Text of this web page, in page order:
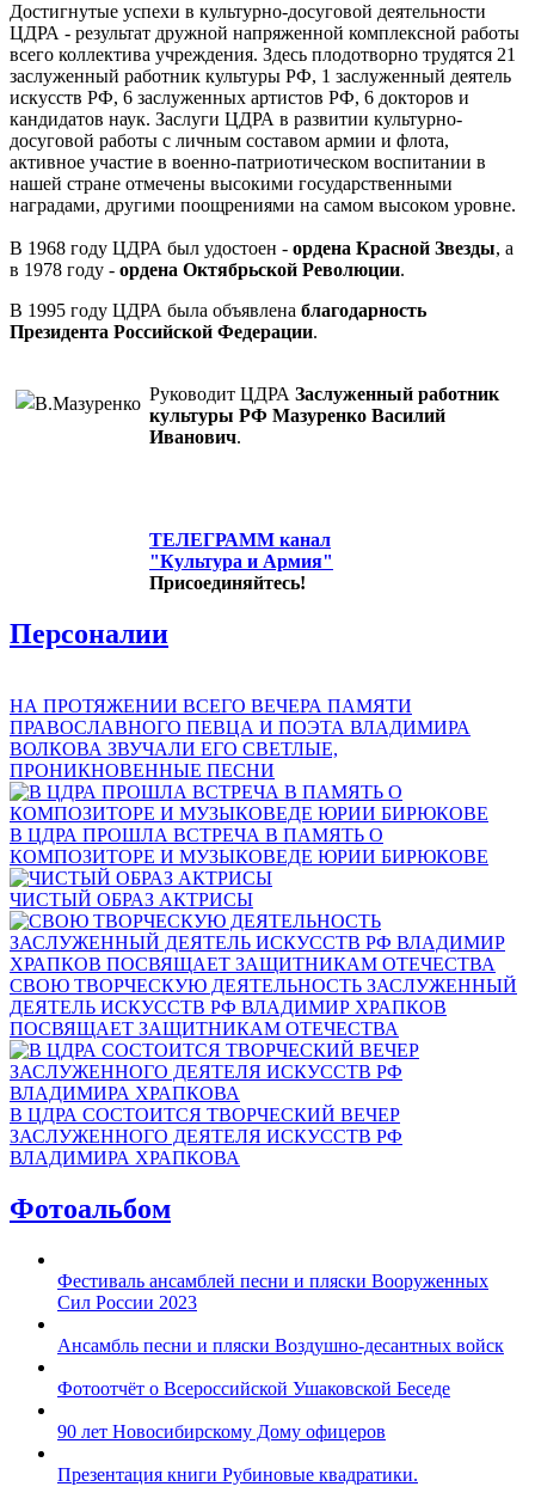
Достигнутые успехи в культурно-досуговой деятельности
ЦДРА - результат дружной напряженной комплексной работы
всего коллектива учреждения. Здесь плодотворно трудятся 21
заслуженный работник культуры РФ, 1 заслуженный деятель
искусств РФ, 6 заслуженных артистов РФ, 6 докторов и
кандидатов наук. Заслуги ЦДРА в развитии культурно-
досуговой работы с личным составом армии и флота,
активное участие в военно-патриотическом воспитании в
нашей стране отмечены высокими государственными
наградами, другими поощрениями на самом высоком уровне.
В 1968 году ЦДРА был удостоен - ордена Красной Звезды, а
в 1978 году - ордена Октябрьской Революции.
В 1995 году ЦДРА была объявлена благодарность
Президента Российской Федерации.
Руководит ЦДРА Заслуженный работник
культуры РФ Мазуренко Василий
Иванович.
ТЕЛЕГРАММ канал
"Культура и Армия"
Присоединяйтесь!
Персоналии
НА ПРОТЯЖЕНИИ ВСЕГО ВЕЧЕРА ПАМЯТИ
ПРАВОСЛАВНОГО ПЕВЦА И ПОЭТА ВЛАДИМИРА
ВОЛКОВА ЗВУЧАЛИ ЕГО СВЕТЛЫЕ,
ПРОНИКНОВЕННЫЕ ПЕСНИ
В ЦДРА ПРОШЛА ВСТРЕЧА В ПАМЯТЬ О
КОМПОЗИТОРЕ И МУЗЫКОВЕДЕ ЮРИИ БИРЮКОВЕ
ЧИСТЫЙ ОБРАЗ АКТРИСЫ
СВОЮ ТВОРЧЕСКУЮ ДЕЯТЕЛЬНОСТЬ ЗАСЛУЖЕННЫЙ
ДЕЯТЕЛЬ ИСКУССТВ РФ ВЛАДИМИР ХРАПКОВ
ПОСВЯЩАЕТ ЗАЩИТНИКАМ ОТЕЧЕСТВА
В ЦДРА СОСТОИТСЯ ТВОРЧЕСКИЙ ВЕЧЕР
ЗАСЛУЖЕННОГО ДЕЯТЕЛЯ ИСКУССТВ РФ
ВЛАДИМИРА ХРАПКОВА
Фотоальбом
Фестиваль ансамблей песни и пляски Вооруженных
Сил России 2023
Ансамбль песни и пляски Воздушно-десантных войск
Фотоотчёт о Всероссийской Ушаковской Беседе
90 лет Новосибирскому Дому офицеров
Презентация книги Рубиновые квадратики.